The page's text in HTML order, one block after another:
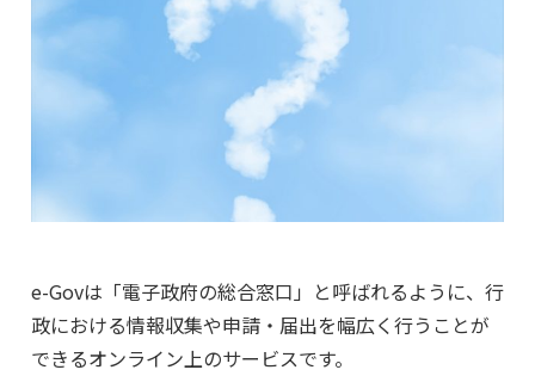
e-Govは「電子政府の総合窓口」と呼ばれるように、行
政における情報収集や申請・届出を幅広く行うことが
できるオンライン上のサービスです。